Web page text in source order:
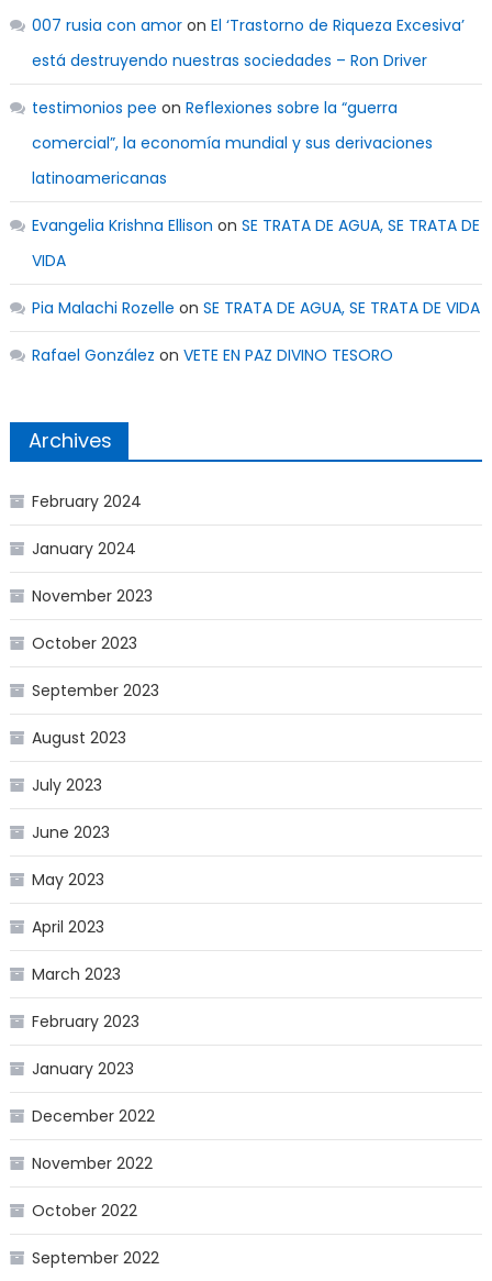
007 rusia con amoron El ‘Trastorno de Riqueza Excesiva’
está destruyendo nuestras sociedades – Ron Driver
testimonios pee on Reflexiones sobre la “guerra
comercial”, la economía mundial y sus derivaciones
latinoamericanas
Evangelia Krishna Ellison on SE TRATA DE AGUA, SE TRATA DE
VIDA
Pia Malachi Rozelle on SE TRATA DE AGUA, SE TRATA DE VIDA
Rafael González on VETE EN PAZ DIVINO TESORO
Archives
February 2024
January 2024
November 2023
October 2023
September 2023
August 2023
July 2023
June 2023
May 2023
April 2023
March 2023
February 2023
January 2023
December 2022
November 2022
October 2022
September 2022